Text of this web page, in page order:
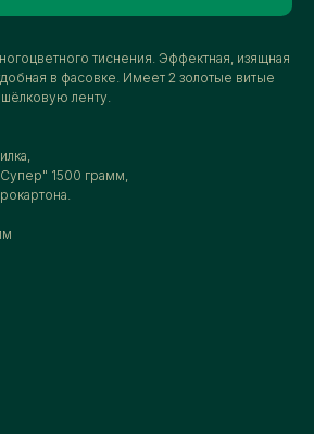
тиснения. Эффектная, изящная
в фасовке. Имеет 2 золотые витые
ленту.
1500 грамм,